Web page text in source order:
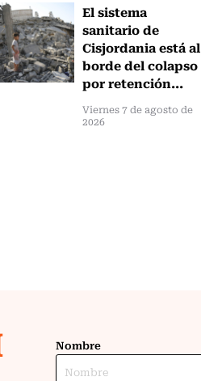
El sistema
sanitario de
Cisjordania está al
borde del colapso
por retención...
Viernes 7 de agosto de
2026